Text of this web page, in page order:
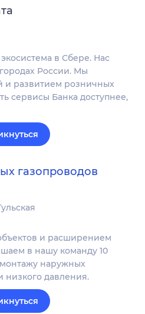
в Сбере. Нас
России. Мы
и развитием розничных
сервисы Банка доступнее,
газопроводов
и расширением
в нашу команду 10
наружных
низкого давления.